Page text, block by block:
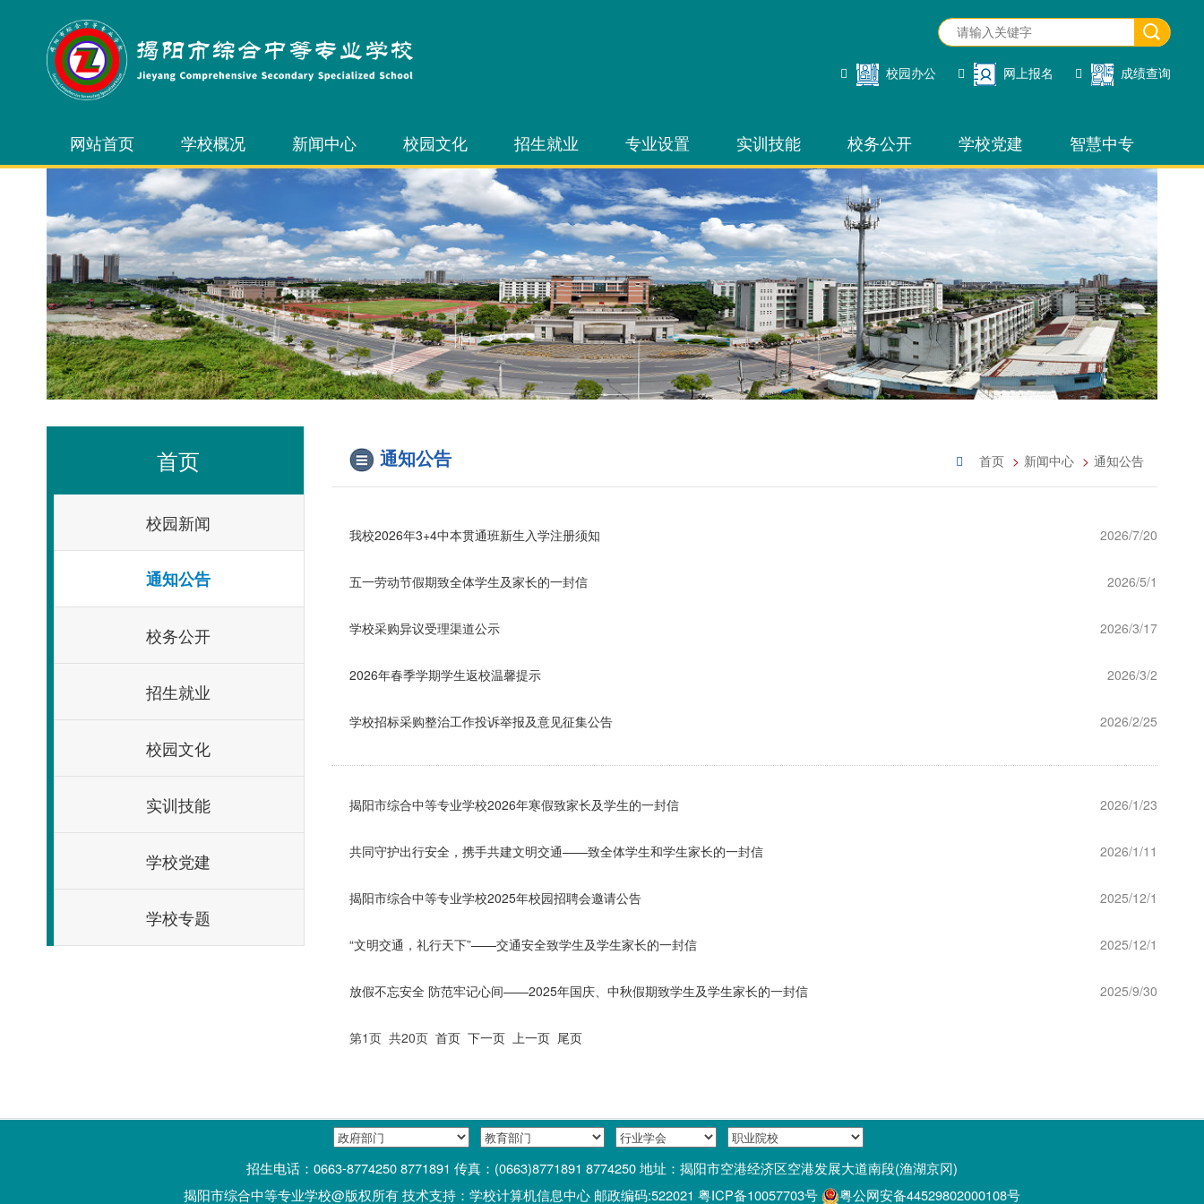
校园办公 网上报名 成绩查询
网站首页 学校概况
学校简介
学校领导
内设机构
学校风光
学校荣誉
校长信箱
新闻中心
校园新闻
通知公告
校务公开
校园文化
文化艺术节
技能节
学生社团
招生就业
招生信息
就业信息
专业设置
中职专业
三二分段专业
3+证书考试
自主招生考试
实训技能
技能竞赛
技能考证
校务公开 学校党建 智慧中专
校园办公
网上报名
招生管理
成绩查询
网站管理
首页
校园新闻
通知公告
校务公开
招生就业
校园文化
实训技能
学校党建
学校专题
通知公告 首页 新闻中心 通知公告
我校2026年3+4中本贯通班新生入学注册须知 2026/7/20
五一劳动节假期致全体学生及家长的一封信 2026/5/1
学校采购异议受理渠道公示 2026/3/17
2026年春季学期学生返校温馨提示 2026/3/2
学校招标采购整治工作投诉举报及意见征集公告 2026/2/25
揭阳市综合中等专业学校2026年寒假致家长及学生的一封信 2026/1/23
共同守护出行安全，携手共建文明交通——致全体学生和学生家长的一封信 2026/1/11
揭阳市综合中等专业学校2025年校园招聘会邀请公告 2025/12/1
“文明交通，礼行天下”——交通安全致学生及学生家长的一封信 2025/12/1
放假不忘安全 防范牢记心间——2025年国庆、中秋假期致学生及学生家长的一封信 2025/9/30
第1页 共20页 首页 下一页 上一页 尾页
招生电话：0663-8774250 8771891 传真：(0663)8771891 8774250 地址：揭阳市空港经济区空港发展大道南段(渔湖京冈)
揭阳市综合中等专业学校@版权所有 技术支持：学校计算机信息中心 邮政编码:522021 粤ICP备10057703号
粤公网安备44529802000108号